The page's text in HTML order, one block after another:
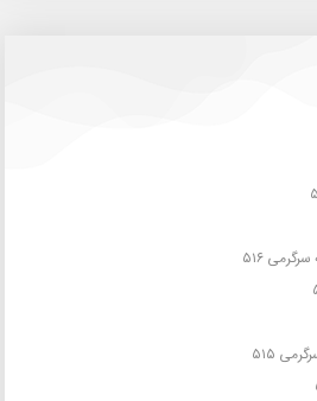
۵۱۶
۵۱۵